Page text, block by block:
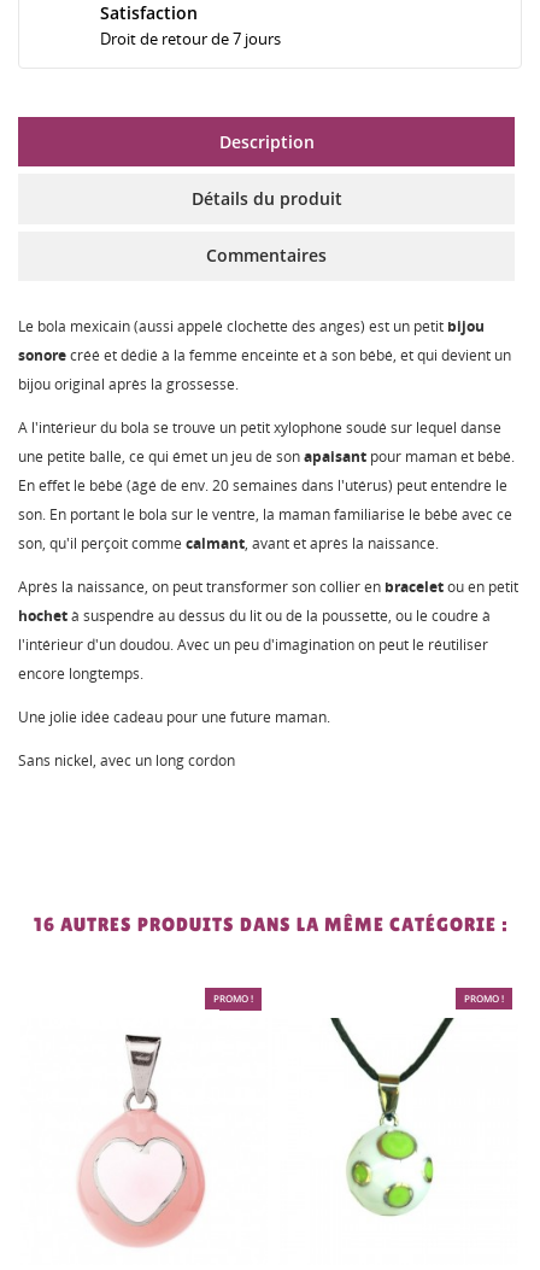
Satisfaction
Droit de retour de 7 jours
Description
Détails du produit
Commentaires
Le bola mexicain (aussi appelé clochette des anges) est un petit bijou
sonorecréé et dédié à la femme enceinte et à son bébé, et qui devient un
bijou original après la grossesse.
A l'intérieur du bola se trouve un petit xylophone soudé sur lequel danse
une petite balle, ce qui émet un jeu de sonapaisant pour maman et bébé.
En effet le bébé (âgé de env. 20 semaines dans l'utérus) peut entendre le
son. En portant le bola sur le ventre, la maman familiarise le bébé avec ce
son, qu'il perçoit comme calmant, avant et après la naissance.
Après la naissance, on peut transformer son collier en braceletou en petit
hochetà suspendre au dessus du lit ou de la poussette, ou le coudre à
l'intérieur d'un doudou. Avec un peu d'imagination on peut le réutiliser
encore longtemps.
Une jolie idée cadeau pour une future maman.
Sans nickel, avec un long cordon
16 AUTRES PRODUITS DANS LA MÊME CATÉGORIE :
-75%
PROMO ! PROMO !